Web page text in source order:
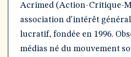
Acrimed (Action-Critique-
association d'intérêt
lucratif, fondée en 1996.
médias né du mouvement